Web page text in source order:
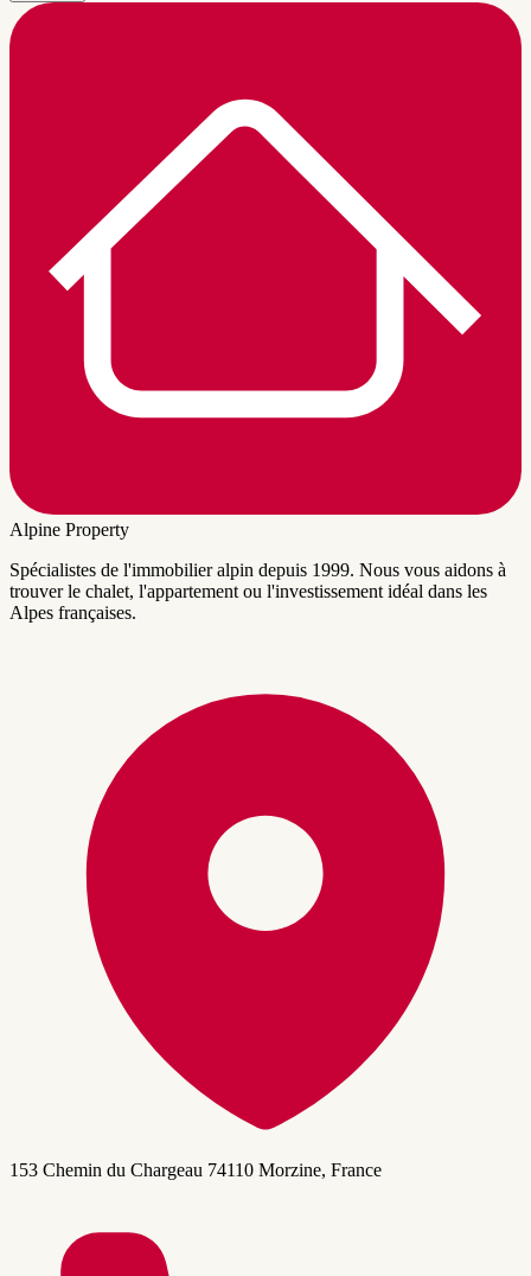
Alpine Property
Spécialistes de l'immobilier alpin depuis 1999. Nous vous aidons à
trouver le chalet, l'appartement ou l'investissement idéal dans les
Alpes françaises.
153 Chemin du Chargeau 74110 Morzine, France